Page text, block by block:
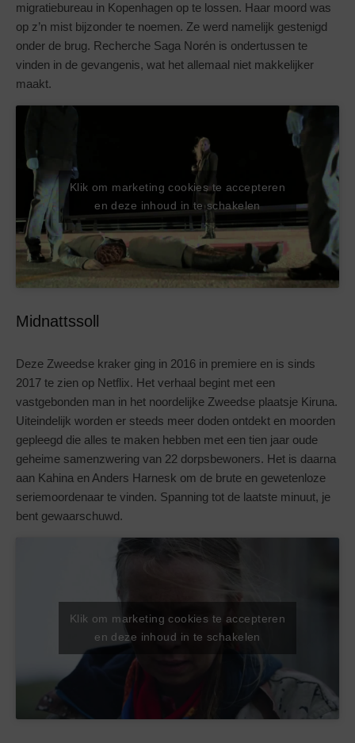
migratiebureau in Kopenhagen op te lossen. Haar moord was
op z’n mist bijzonder te noemen. Ze werd namelijk gestenigd
onder de brug. Recherche Saga Norén is ondertussen te
vinden in de gevangenis, wat het allemaal niet makkelijker
maakt.
Klik om marketing cookies te accepteren
en deze inhoud in te schakelen
Midnattssoll
Deze Zweedse kraker ging in 2016 in premiere en is sinds
2017 te zien op Netflix. Het verhaal begint met een
vastgebonden man in het noordelijke Zweedse plaatsje Kiruna.
Uiteindelijk worden er steeds meer doden ontdekt en moorden
gepleegd die alles te maken hebben met een tien jaar oude
geheime samenzwering van 22 dorpsbewoners. Het is daarna
aan Kahina en Anders Harnesk om de brute en gewetenloze
seriemoordenaar te vinden. Spanning tot de laatste minuut, je
bent gewaarschuwd.
Klik om marketing cookies te accepteren
en deze inhoud in te schakelen